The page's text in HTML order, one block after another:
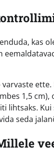
kas
1,5
lihtsaks.
seda